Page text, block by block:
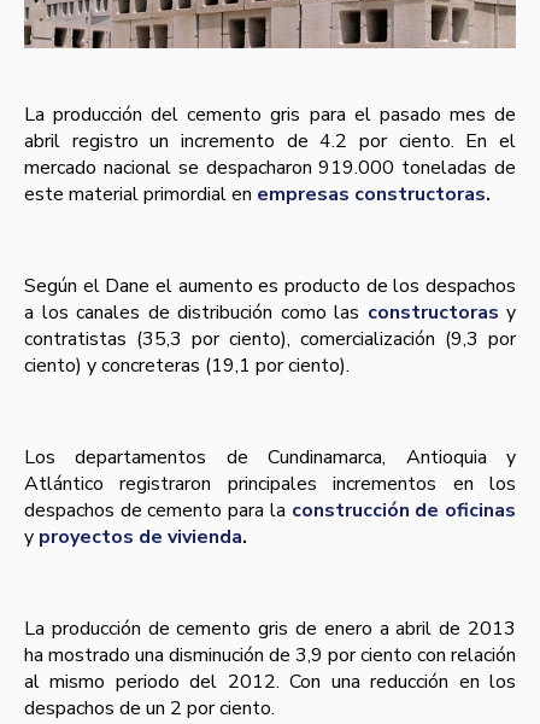
La producción del cemento gris para el pasado mes de
abril registro un incremento de 4.2 por ciento. En el
mercado nacional se despacharon 919.000 toneladas de
este material primordial en empresas constructoras.
Según el Dane el aumento es producto de los despachos
a los canales de distribución como las constructoras y
contratistas (35,3 por ciento), comercialización (9,3 por
ciento) y concreteras (19,1 por ciento).
Los departamentos de Cundinamarca, Antioquia y
Atlántico registraron principales incrementos en los
despachos de cemento para la construcción de oficinas
y proyectos de vivienda.
La producción de cemento gris de enero a abril de 2013
ha mostrado una disminución de 3,9 por ciento con relación
al mismo periodo del 2012. Con una reducción en los
despachos de un 2 por ciento.